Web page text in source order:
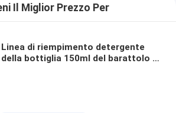
Il Miglior Prezzo Per
Linea di riempimento detergente
della bottiglia 150ml del barattolo di